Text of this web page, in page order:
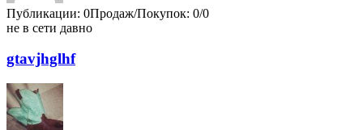
Публикации: 0Продаж/Покупок: 0/0
не в сети давно
gtavjhglhf